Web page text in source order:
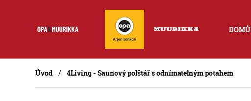
DOMŮ
Úvod 4Living - Saunový polštář s odnímatelným potahem